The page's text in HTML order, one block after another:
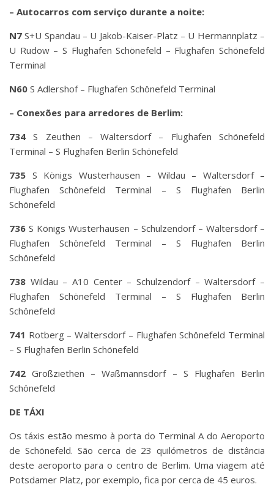
– Autocarros com serviço durante a noite:
N7 S+U Spandau – U Jakob-Kaiser-Platz – U Hermannplatz –
U Rudow – S Flughafen Schönefeld – Flughafen Schönefeld
Terminal
N60 S Adlershof – Flughafen Schönefeld Terminal
– Conexões para arredores de Berlim:
734 S Zeuthen – Waltersdorf – Flughafen Schönefeld
Terminal – S Flughafen Berlin Schönefeld
735 S Königs Wusterhausen – Wildau – Waltersdorf –
Flughafen Schönefeld Terminal – S Flughafen Berlin
Schönefeld
736 S Königs Wusterhausen – Schulzendorf – Waltersdorf –
Flughafen Schönefeld Terminal – S Flughafen Berlin
Schönefeld
738 Wildau – A10 Center – Schulzendorf – Waltersdorf –
Flughafen Schönefeld Terminal – S Flughafen Berlin
Schönefeld
741 Rotberg – Waltersdorf – Flughafen Schönefeld Terminal
– S Flughafen Berlin Schönefeld
742 Großziethen – Waßmannsdorf – S Flughafen Berlin
Schönefeld
DE TÁXI
Os táxis estão mesmo à porta do Terminal A do Aeroporto
de Schönefeld. São cerca de 23 quilómetros de distância
deste aeroporto para o centro de Berlim. Uma viagem até
Potsdamer Platz, por exemplo, fica por cerca de 45 euros.